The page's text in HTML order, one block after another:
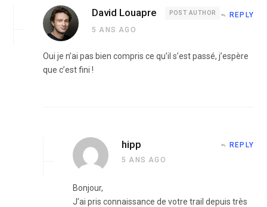
David Louapre POST AUTHOR
5 ANS AGO
REPLY
Oui je n’ai pas bien compris ce qu’il s’est passé, j’espère
que c’est fini !
hipp
5 ANS AGO
REPLY
Bonjour,
J’ai pris connaissance de votre trail depuis très